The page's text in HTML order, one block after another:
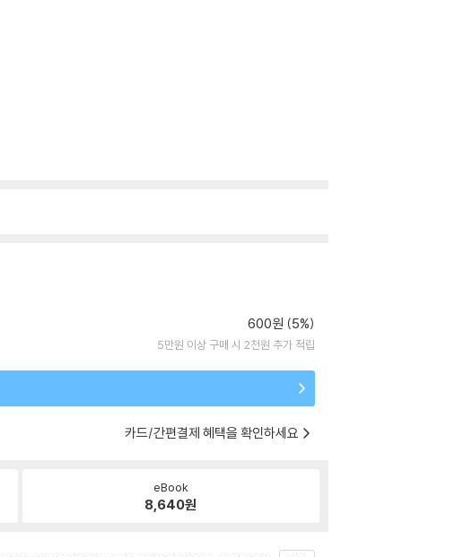
600원 (5%)
5만원 이상 구매 시 2천원 추가 적립
카드/간편결제 혜택을 확인하세요
eBook
8,640원